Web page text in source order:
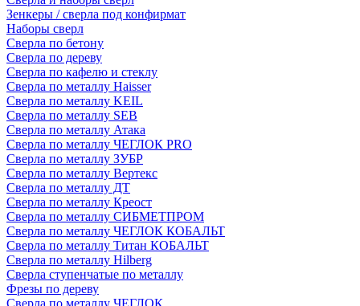
Зенкеры / сверла под конфирмат
Наборы сверл
Сверла по бетону
Сверла по дереву
Сверла по кафелю и стеклу
Сверла по металлу Haisser
Сверла по металлу KEIL
Сверла по металлу SEB
Сверла по металлу Атака
Сверла по металлу ЧЕГЛОК PRO
Сверла по металлу ЗУБР
Сверла по металлу Вертекс
Сверла по металлу ДТ
Сверла по металлу Креост
Сверла по металлу СИБМЕТПРОМ
Сверла по металлу ЧЕГЛОК КОБАЛЬТ
Сверла по металлу Титан КОБАЛЬТ
Сверла по металлу Hilberg
Сверла ступенчатые по металлу
Фрезы по дереву
Сверла по металлу ЧЕГЛОК